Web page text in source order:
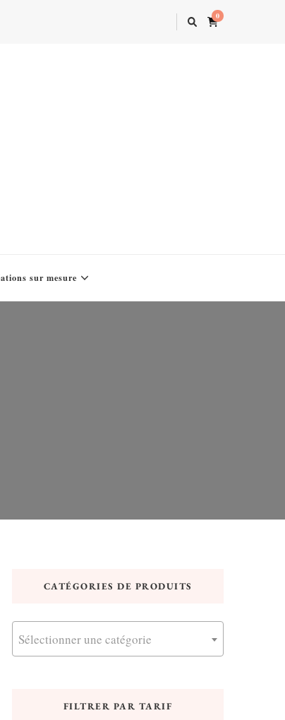
0
sur mesure
CATÉGORIES DE PRODUITS
Sélectionner une catégorie
FILTRER PAR TARIF